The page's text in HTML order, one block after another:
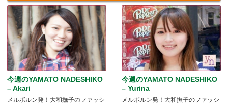
今週のYAMATO NADESHIKO
– Akari
メルボルン発！大和撫子のファッシ
今週のYAMATO NADESHIKO
– Yurina
メルボルン発！大和撫子のファッシ